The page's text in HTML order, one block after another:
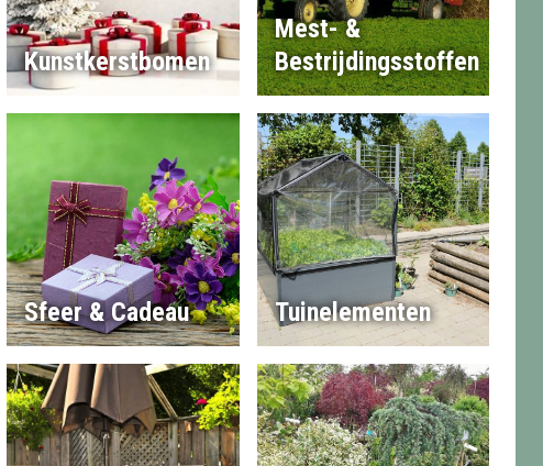
Kunstkerstbomen
Mest- &
Bestrijdingsstoffen
Sfeer & Cadeau Tuinelementen